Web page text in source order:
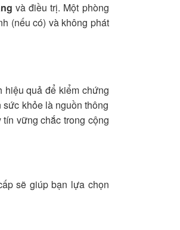
và điều trị. Một phòng
(nếu có) và không phát
hiệu quả để kiểm chứng
khỏe là nguồn thông
vững chắc trong cộng
sẽ giúp bạn lựa chọn